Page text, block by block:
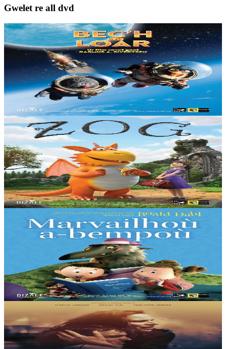
Gwelet re all dvd
3 bloaz hag ouzhpenn
Dizale
Bec'h d'al Loar
Hunvreal a ra an holl vroioù e gounit al Loar ha plantañ o banniel
warni. Divizout a ra Solan ha Ludvig klask o chañs war bourzh ar
fuzeenn savet gant Reodor....
Er stok15,00 €
3 bloaz hag ouzhpenn
Dizale
Zog
Un aerouant yaouank entanet met dizampart zo eus Zog. E skol an
erevent e vez desket gantañ nijal, krozal, tufañ tan hag en em
gannañ. Ha dreist pep tra, evit...
Er stok15,00 €
3 bloaz hag ouzhpenn
Marvailhoù a-bempoù
Penaos adijinañ ar marvailhoù en un doare fentus ha speredek war
un dro... Lakaomp e vefe Kabellig Ruz ha Gwennerc’h mignonezed
a-gozh… Hag e stourmfent...
Er stok15,00 €
Noz
Pemzek vloaz eo Mael pa ra anaoudegezh gant Kevin, ur mignon